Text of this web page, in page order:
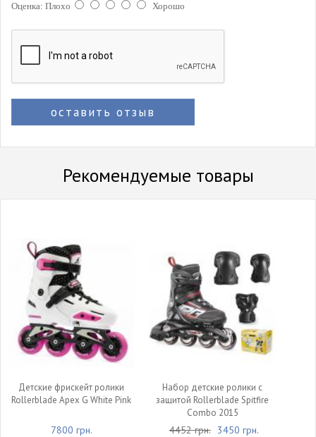
Оценка: Плохо Хорошо
оставить отзыв
Рекомендуемые товары
Детские фрискейт ролики
Rollerblade Apex G White Pink
7800 грн.
Набор детские ролики с
защитой Rollerblade Spitfire
Combo 2015
4452 грн. 3450 грн.